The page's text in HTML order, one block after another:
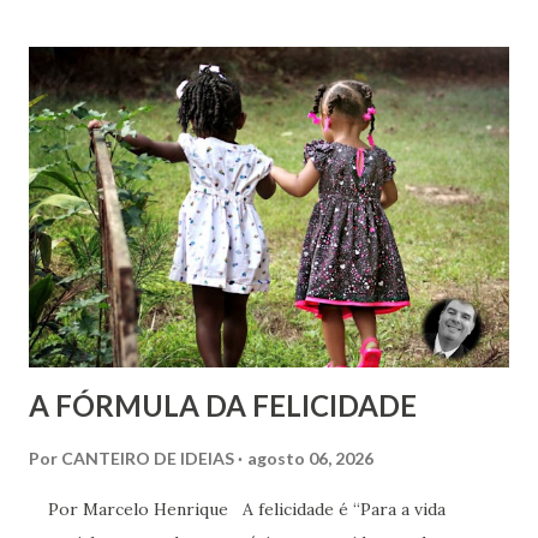
Joanna de Ângelis menciona a helioterapia e faz alusões à
cromoterapia no contexto da preservação da saúde física e
psíquica. Em nenhum momento, porém, recomenda sua
adoção como prática institucional do Espiritismo. Há
profunda diferença entre reconhecer a existência de um
recurso terapêutico e convertê-lo em atividade da Casa
Espírita.
A FÓRMULA DA FELICIDADE
Por CANTEIRO DE IDEIAS agosto 06, 2026
Por Marcelo Henrique A felicidade é “Para a vida